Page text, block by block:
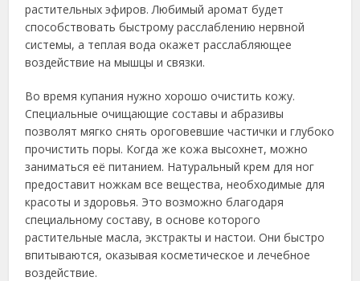
растительных эфиров. Любимый аромат будет
способствовать быстрому расслаблению нервной
системы, а теплая вода окажет расслабляющее
воздействие на мышцы и связки.
Во время купания нужно хорошо очистить кожу.
Специальные очищающие составы и абразивы
позволят мягко снять ороговевшие частички и глубоко
прочистить поры. Когда же кожа высохнет, можно
заниматься её питанием. Натуральный крем для ног
предоставит ножкам все вещества, необходимые для
красоты и здоровья. Это возможно благодаря
специальному составу, в основе которого
растительные масла, экстракты и настои. Они быстро
впитываются, оказывая косметическое и лечебное
воздействие.